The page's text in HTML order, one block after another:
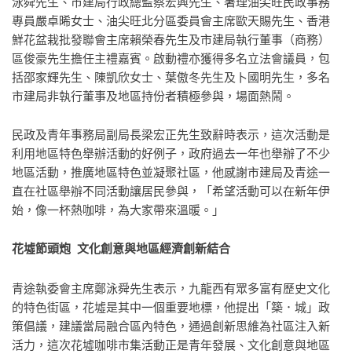
專員嚴卓晞女士、油尖旺北分區委員會主席歐天賜先生、香港
鮮花盆栽批發聯會主席賴榮春先生及市建局執行董事（商務）
區俊豪先生擔任主禮嘉賓。啟動禮亦獲得多名立法會議員，包
括邵家輝先生、陳凱欣女士、葉傲冬先生及卜國明先生，多名
市建局非執行董事及地區持份者積極參與，場面熱鬧。
民政及青年事務局副局長梁宏正先生致辭時表示，這次活動是
利用地區特色舉辦活動的好例子，政府過去一年也舉辦了不少
地區活動，推廣地區特色並凝聚社區，他感謝市建局及青途一
直在社區舉辦不同活動讓居民參與，「希望活動可以在新年伊
始，像一杯熱咖啡，為大家帶來溫暖。」
花墟節頭炮 文化創意與地區經濟創新結合
青途執委會主席鄭泳舜先生表示，九龍西有眾多富有歷史文化
的特色街區，花墟是其中一個重要地標，他提出「築．城」政
策倡議，建議當局融合區內特色，通過創新思維為社區注入新
活力，這次花墟咖啡市集活動正是青年發展、文化創意與地區